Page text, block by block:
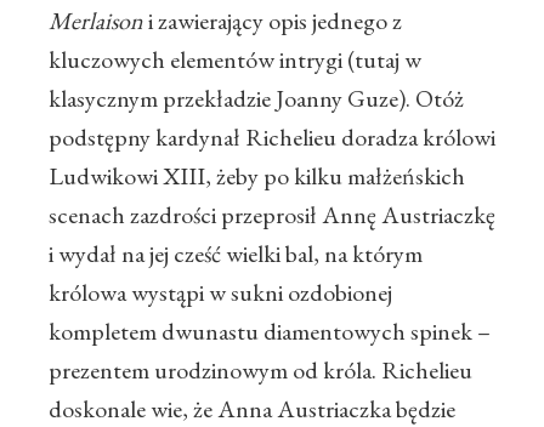
Merlaisoni zawierający opis jednego z
kluczowych elementów intrygi (tutaj w
klasycznym przekładzie Joanny Guze). Otóż
podstępny kardynał Richelieu doradza królowi
Ludwikowi XIII, żeby po kilku małżeńskich
scenach zazdrości przeprosił Annę Austriaczkę
i wydał na jej cześć wielki bal, na którym
królowa wystąpi w sukni ozdobionej
kompletem dwunastu diamentowych spinek –
prezentem urodzinowym od króla. Richelieu
doskonale wie, że Anna Austriaczka będzie